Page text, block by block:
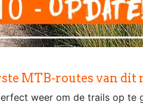
MTB-routes van dit
weer om de trails op te